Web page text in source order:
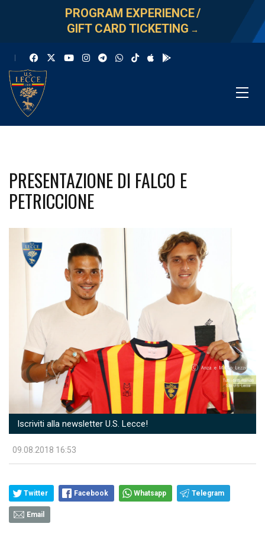
PROGRAM EXPERIENCE/
GIFT CARD TICKETING →
PRESENTAZIONE DI FALCO E
PETRICCIONE
Iscriviti alla newsletter U.S. Lecce!
09.08.2018 16:53
Twitter Facebook Whatsapp Telegram
Email